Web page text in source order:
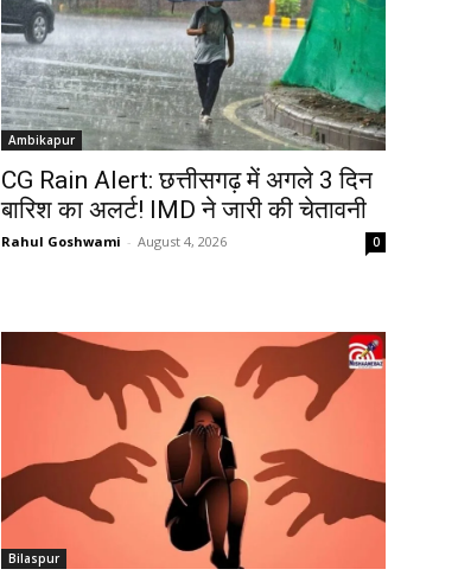
Ambikapur
CG Rain Alert: छत्तीसगढ़ में अगले 3 दिन
बारिश का अलर्ट! IMD ने जारी की चेतावनी
Rahul Goshwami - August 4, 2026 0
Bilaspur